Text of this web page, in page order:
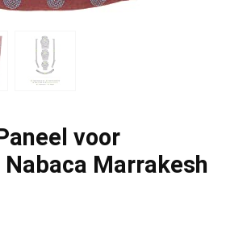
voor
Marrakesh